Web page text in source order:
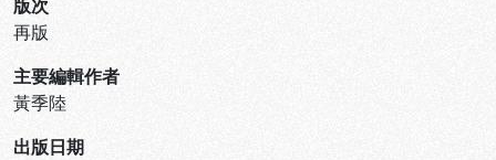
版次
再版
主要編輯作者
黃季陸
出版日期